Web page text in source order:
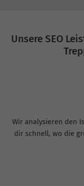
Unsere SEO
Wir analysieren den
dir schnell, wo die